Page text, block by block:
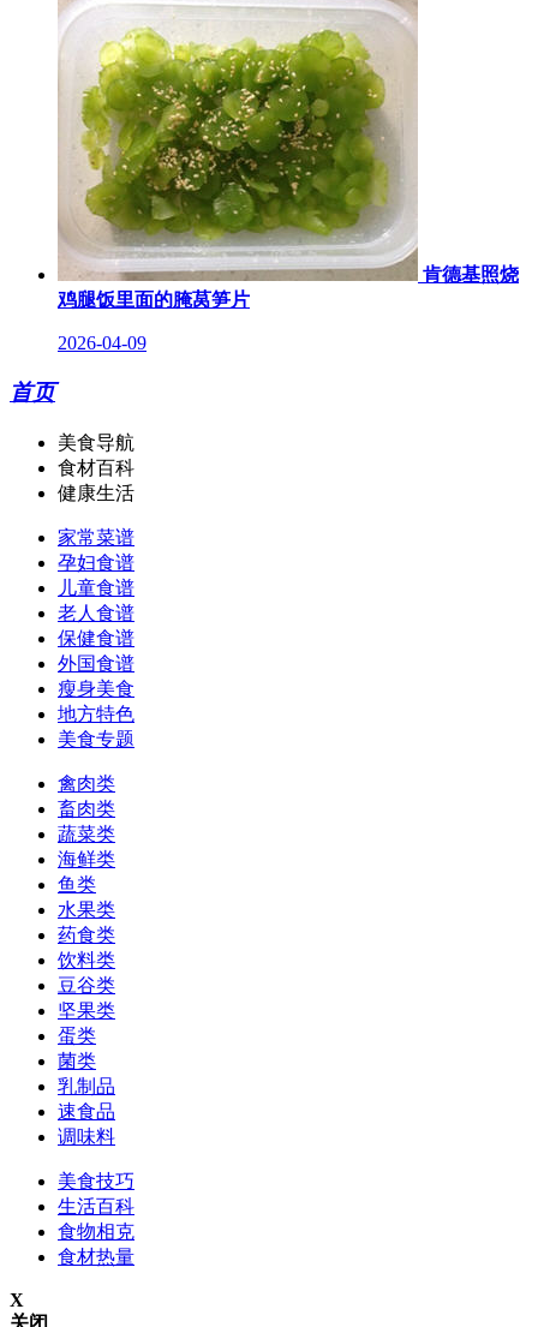
肯德基照烧
鸡腿饭里面的腌莴笋片
2026-04-09
首页
美食导航
食材百科
健康生活
家常菜谱
孕妇食谱
儿童食谱
老人食谱
保健食谱
外国食谱
瘦身美食
地方特色
美食专题
禽肉类
畜肉类
蔬菜类
海鲜类
鱼类
水果类
药食类
饮料类
豆谷类
坚果类
蛋类
菌类
乳制品
速食品
调味料
美食技巧
生活百科
食物相克
食材热量
X
关闭